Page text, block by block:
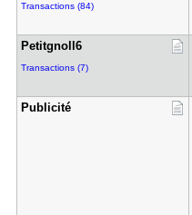
Transactions (84)
Petitgnoll​6
Transactions (7)
Publicité